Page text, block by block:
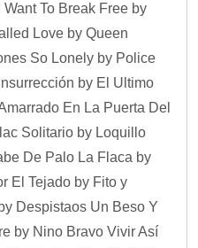
To Break Free by
Love by Queen
So Lonely by Police
by El Ultimo
En La Puerta Del
Solitario by Loquillo
De Palo La Flaca by
El Tejado by Fito y
Despistaos Un Beso Y
by Nino Bravo Vivir Así